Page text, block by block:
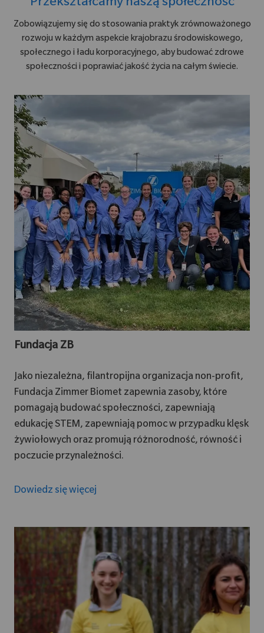
Zobowiązujemy się do stosowania praktyk zrównoważonego
rozwoju w każdym aspekcie krajobrazu środowiskowego,
społecznego i ładu korporacyjnego, aby budować zdrowe
społeczności i poprawiać jakość życia na całym świecie.
Fundacja ZB
Jako niezależna, filantropijna organizacja non-profit,
Fundacja Zimmer Biomet zapewnia zasoby, które
pomagają budować społeczności, zapewniają
edukację STEM, zapewniają pomoc w przypadku klęsk
żywiołowych oraz promują różnorodność, równość i
poczucie przynależności.
Dowiedz się więcej